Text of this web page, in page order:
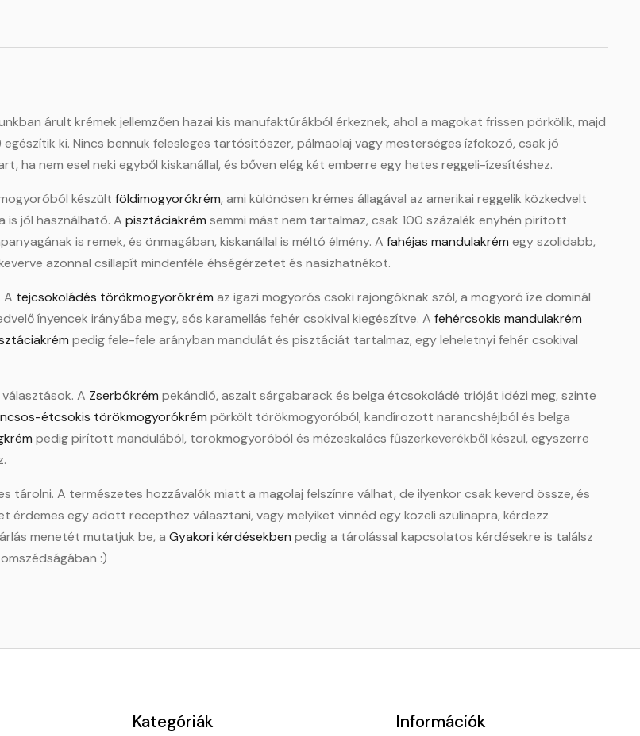
árult krémek jellemzően hazai kis manufaktúrákból érkeznek, ahol a magokat frissen pörkölik, majd
ki. Nincs bennük felesleges tartósítószer, pálmaolaj vagy mesterséges ízfokozó, csak jó
ha nem esel neki egyből kiskanállal, és bőven elég két emberre egy hetes reggeli-ízesítéshez.
készült földimogyorókrém, ami különösen krémes állagával az amerikai reggelik közkedvelt
is jól használható. A pisztáciakrém semmi mást nem tartalmaz, csak 100 százalék enyhén pirított
is remek, és önmagában, kiskanállal is méltó élmény. A fahéjas mandulakrém egy szolidabb,
azonnal csillapít mindenféle éhségérzetet és nasizhatnékot.
A tejcsokoládés törökmogyorókrém az igazi mogyorós csoki rajongóknak szól, a mogyoró íze dominál
ínyencek irányába megy, sós karamellás fehér csokival kiegészítve. A fehércsokis mandulakrém
pedig fele-fele arányban mandulát és pisztáciát tartalmaz, egy leheletnyi fehér csokival
A Zserbókrém pekándió, aszalt sárgabarack és belga étcsokoládé trióját idézi meg, szinte
étcsokis törökmogyorókrém pörkölt törökmogyoróból, kandírozott narancshéjból és belga
pedig pirított mandulából, törökmogyoróból és mézeskalács fűszerkeverékből készül, egyszerre
A természetes hozzávalók miatt a magolaj felszínre válhat, de ilyenkor csak keverd össze, és
érdemes egy adott recepthez választani, vagy melyiket vinnéd egy közeli szülinapra, kérdezz
menetét mutatjuk be, a Gyakori kérdésekben pedig a tárolással kapcsolatos kérdésekre is találsz
:)
Kategóriák Információk